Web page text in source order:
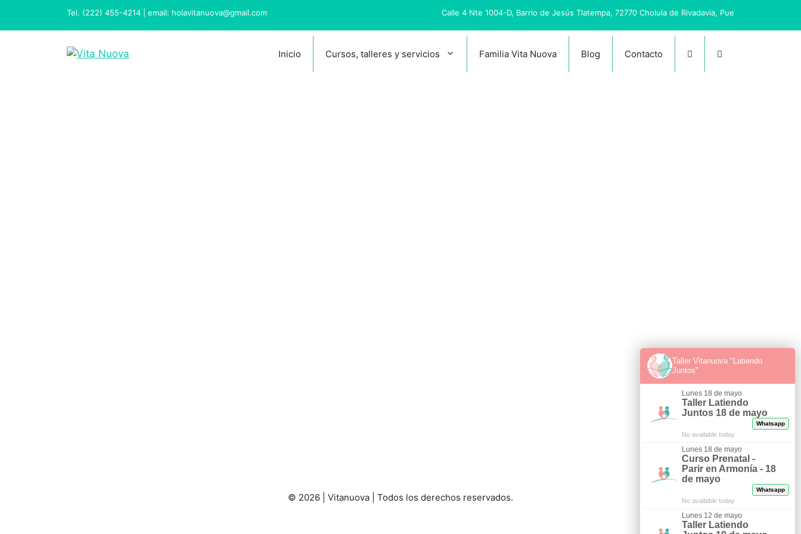
Calle 4 Nte 1004-D, Barrio de Jesús Tlatempa, 72770 Cholula de Rivadavia, Pue
Tel. (222) 455-4214 | email: holavitanuova@gmail.com
Inicio Cursos, talleres y servicios Familia Vita Nuova Blog Contacto
© 2026 | Vitanuova | Todos los derechos reservados.
Taller Vitanuova "Latiendo
Juntos"
Lunes 18 de mayo
Taller Latiendo
Juntos 18 de mayo
Whatsapp
No available today
Lunes 18 de mayo
Curso Prenatal -
Parir en Armonía - 18
de mayo
Whatsapp
No available today
Lunes 12 de mayo
Taller Latiendo